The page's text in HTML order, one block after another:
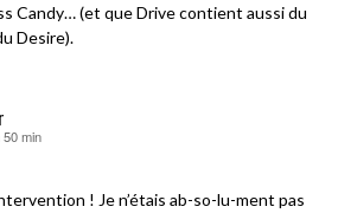
Candy… (et que Drive contient aussi du
Desire).
min
! Je n’étais ab-so-lu-ment pas